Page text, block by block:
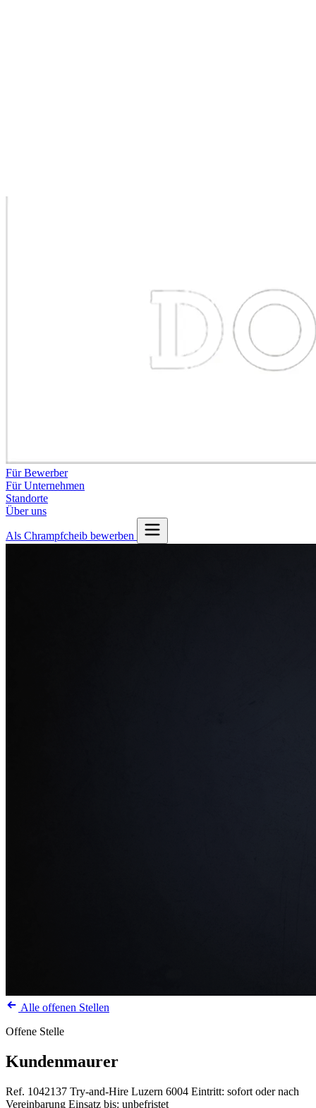
Für Bewerber
Für Unternehmen
Standorte
Über uns
Als Chrampfcheib bewerben
Alle offenen Stellen
Offene Stelle
Kundenmaurer
Ref. 1042137 Try-and-Hire Luzern 6004 Eintritt: sofort oder nach
Vereinbarung Einsatz bis: unbefristet